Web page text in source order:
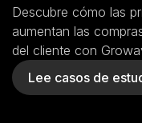
Descubre cómo las
aumentan las
del cliente con
Lee casos de